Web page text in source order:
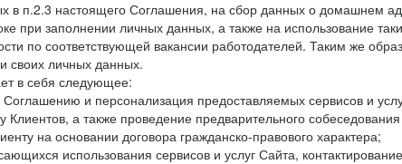
в п.2.3 настоящего Соглашения, на сбор данных о домашнем
при заполнении личных данных, а также на использование
по соответствующей вакансии работодателей. Таким же
своих личных данных.
в себя следующее:
и персонализация предоставляемых сервисов и
а также проведение предварительного
на основании договора гражданско-правового характера;
использования сервисов и услуг Сайта,